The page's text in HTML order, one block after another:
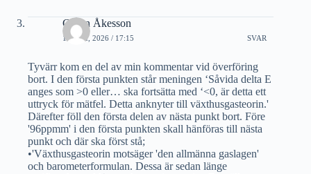
Göran Åkesson
12 MAI, 2026 / 17:15 SVAR
Tyvärr kom en del av min kommentar vid överföring
bort. I den första punkten står meningen ‘Såvida delta E
anges som >0 eller… ska fortsätta med ‘<0, är detta ett
uttryck för mätfel. Detta anknyter till växthusgasteorin.'
Därefter föll den första delen av nästa punkt bort. Före
'96ppmm' i den första punkten skall hänföras till nästa
punkt och där ska först stå;
•'Växthusgasteorin motsäger 'den allmänna gaslagen'
och barometerformulan. Dessa är sedan länge